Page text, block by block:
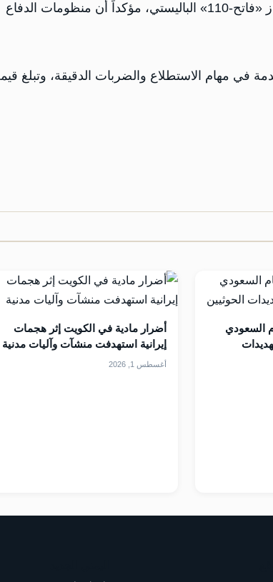
وأشار التقرير إلى أن الصاروخ المستخدم في الهجوم كان من طراز «فاتح-110» الباليستي، مؤكداً أن منظومات الدفاع
المستخدمة في مهام الاستطلاع والضربات الدقيقة، وتبلغ
السعودي
أضرار مادية في الكويت إثر هجمات
إيرانية استهدفت منشآت وآليات مدنية
أغسطس 1, 2026